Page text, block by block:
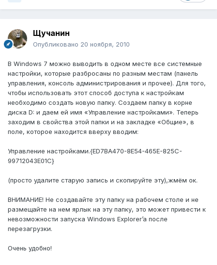
Щучанин
Опубликовано 20 ноября, 2010
В Windows 7 можно выводить в одном месте все системные
настройки, которые разбросаны по разным местам (панель
управления, консоль администрирования и прочее). Для того,
чтобы использовать этот способ доступа к настройкам
необходимо создать новую папку. Создаем папку в корне
диска D: и даем ей имя «Управление настройками». Теперь
заходим в свойства этой папки и на закладке «Общие», в
поле, которое находится вверху вводим:
Управление настройками.{ED7BA470-8E54-465E-825C-
99712043E01C}
(просто удалите старую запись и скопируйте эту),жмём ок.
ВНИМАНИЕ! Не создавайте эту папку на рабочем столе и не
размещайте на нем ярлык на эту папку, это может привести к
невозможности запуска Windows Explorer’a после
перезагрузки.
Очень удобно!